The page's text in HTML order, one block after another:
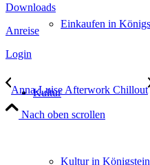
Einkaufen in
Kultur
Kultur in Königstein
Downloads
Anreise
Login
Anna-Luise Afterwork Chillout
Nach oben scrollen